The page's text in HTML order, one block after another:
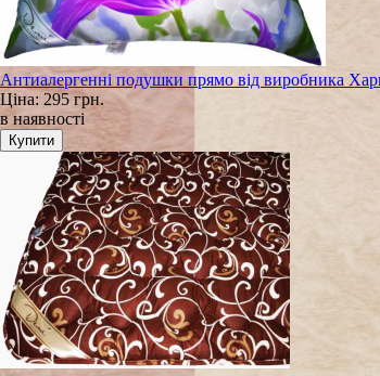
Антиалергенні подушки прямо від виробника
Ціна: 295 грн.
в наявності